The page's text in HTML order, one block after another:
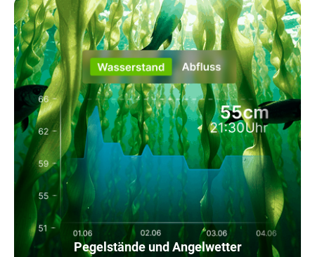
Pegelstände und Angelwetter